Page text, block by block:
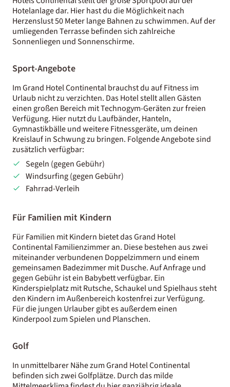
Hotelanlage dar. Hier hast du die Möglichkeit nach
Herzenslust 50 Meter lange Bahnen zu schwimmen. Auf der
umliegenden Terrasse befinden sich zahlreiche
Sonnenliegen und Sonnenschirme.
Sport-Angebote
Im Grand Hotel Continental brauchst du auf Fitness im
Urlaub nicht zu verzichten. Das Hotel stellt allen Gästen
einen großen Bereich mit Technogym-Geräten zur freien
Verfügung. Hier nutzt du Laufbänder, Hanteln,
Gymnastikbälle und weitere Fitnessgeräte, um deinen
Kreislauf in Schwung zu bringen. Folgende Angebote sind
zusätzlich verfügbar:
Segeln (gegen Gebühr)
Windsurfing (gegen Gebühr)
Fahrrad-Verleih
Für Familien mit Kindern
Für Familien mit Kindern bietet das Grand Hotel
Continental Familienzimmer an. Diese bestehen aus zwei
miteinander verbundenen Doppelzimmern und einem
gemeinsamen Badezimmer mit Dusche. Auf Anfrage und
gegen Gebühr ist ein Babybett verfügbar. Ein
Kinderspielplatz mit Rutsche, Schaukel und Spielhaus steht
den Kindern im Außenbereich kostenfrei zur Verfügung.
Für die jungen Urlauber gibt es außerdem einen
Kinderpool zum Spielen und Planschen.
Golf
In unmittelbarer Nähe zum Grand Hotel Continental
befinden sich zwei Golfplätze. Durch das milde